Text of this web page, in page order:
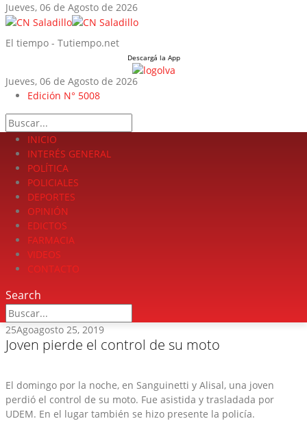
Jueves, 06 de Agosto de 2026
El tiempo - Tutiempo.net
Jueves, 06 de Agosto de 2026
Edición N° 5008
Descargá la App
INICIO
INTERÉS GENERAL
POLÍTICA
POLICIALES
DEPORTES
OPINIÓN
EDICTOS
FARMACIA
VIDEOS
CONTACTO
Search
25Agoagosto 25, 2019
Joven pierde el control de su moto
El domingo por la noche, en Sanguinetti y Alisal, una joven
perdió el control de su moto. Fue asistida y trasladada por
UDEM. En el lugar también se hizo presente la policía.